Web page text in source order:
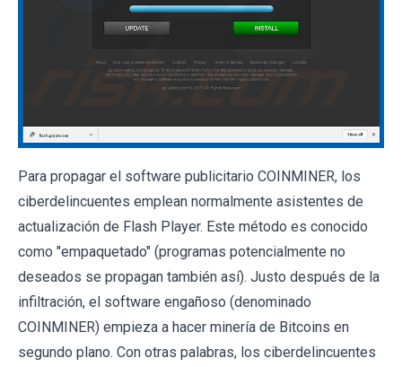
Para propagar el software publicitario COINMINER, los
ciberdelincuentes emplean normalmente asistentes de
actualización de Flash Player. Este método es conocido
como "empaquetado" (programas potencialmente no
deseados se propagan también así). Justo después de la
infiltración, el software engañoso (denominado
COINMINER) empieza a hacer minería de Bitcoins en
segundo plano. Con otras palabras, los ciberdelincuentes